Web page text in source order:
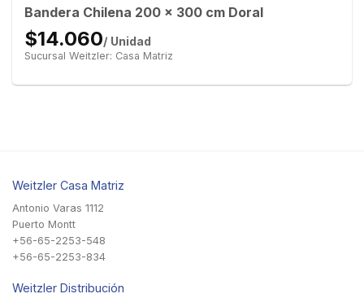
Bandera Chilena 200 x 300 cm Doral
$14.060/ Unidad
Sucursal Weitzler: Casa Matriz
Weitzler Casa Matriz
Antonio Varas 1112
Puerto Montt
+56-65-2253-548
+56-65-2253-834
Weitzler Distribución